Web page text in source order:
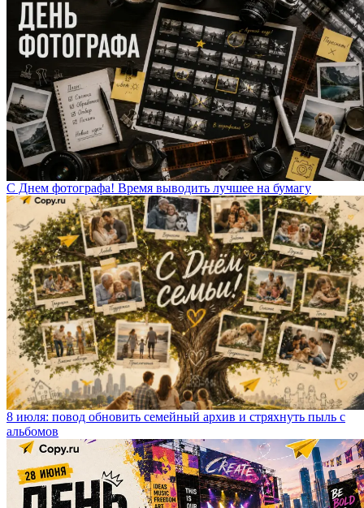
С Днем фотографа! Время выводить лучшее на бумагу
8 июля: повод обновить семейный архив и стряхнуть пыль с
альбомов